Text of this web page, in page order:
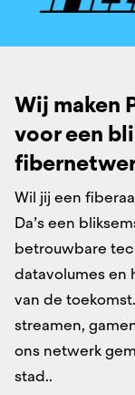
Wij maken
voor een
Wil jij een
Da’s een
betrouwbare
datavolumes en
van de
streamen,
ons netwerk
stad..